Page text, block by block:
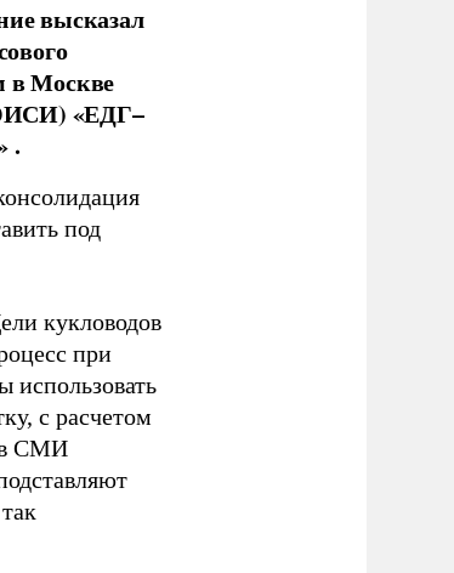
высказал
в Москве
«ЕДГ–
.
под
кукловодов
при
использовать
с расчетом
в СМИ